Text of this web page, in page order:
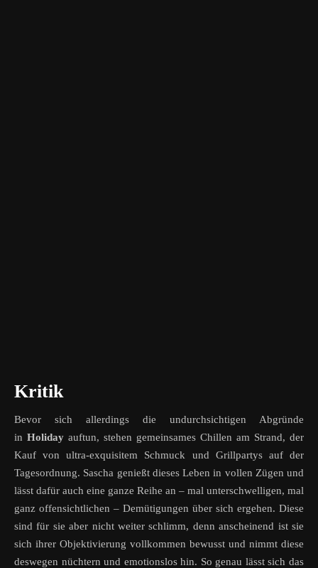
Kritik
Bevor sich allerdings die undurchsichtigen Abgründe
in Holiday auftun, stehen gemeinsames Chillen am Strand, der
Kauf von ultra-exquisitem Schmuck und Grillpartys auf der
Tagesordnung. Sascha genießt dieses Leben in vollen Zügen und
lässt dafür auch eine ganze Reihe an – mal unterschwelligen, mal
ganz offensichtlichen – Demütigungen über sich ergehen. Diese
sind für sie aber nicht weiter schlimm, denn anscheinend ist sie
sich ihrer Objektivierung vollkommen bewusst und nimmt diese
deswegen nüchtern und emotionslos hin. So genau lässt sich das